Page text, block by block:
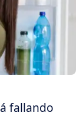
fallando